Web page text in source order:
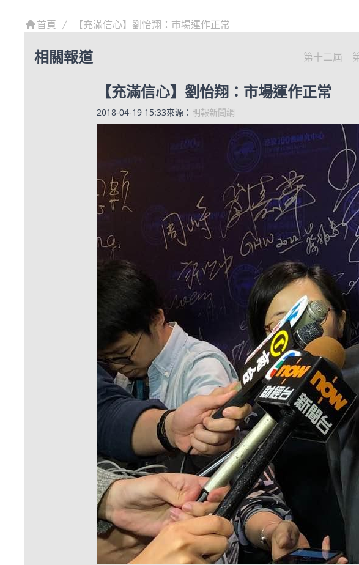
首頁 【充滿信心】劉怡翔：市場運作正常
相關報道 第十二屆
【充滿信心】劉怡翔：市場運作正常
2018-04-19 15:33來源： 明報新聞網